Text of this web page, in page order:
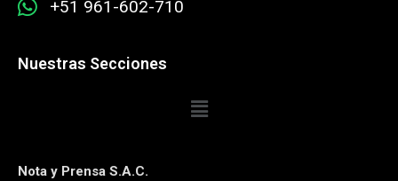
+51 961-602-710
Nuestras Secciones
Nota y Prensa S.A.C.